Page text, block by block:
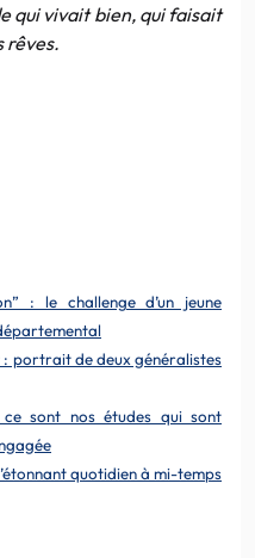
qui vivait bien, qui faisait
rêves.
: le challenge d’un jeune
: portrait de deux généralistes
sont nos études qui sont
quotidien à mi-temps